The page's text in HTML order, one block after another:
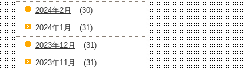
2024年2月
(30)
2024年1月
(31)
2023年12月
(31)
2023年11月
(31)